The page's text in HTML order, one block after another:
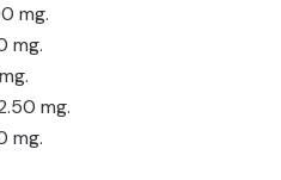
mg.
mg.
mg.
mg.